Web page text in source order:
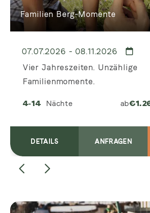
Familien Berg-Momente
Vier Jahreszeiten. Unzählige
Familienmomente.
4-14 Nächte ab€
07.07.2026 - 08.11.2026
DETAILS ANFRAGEN